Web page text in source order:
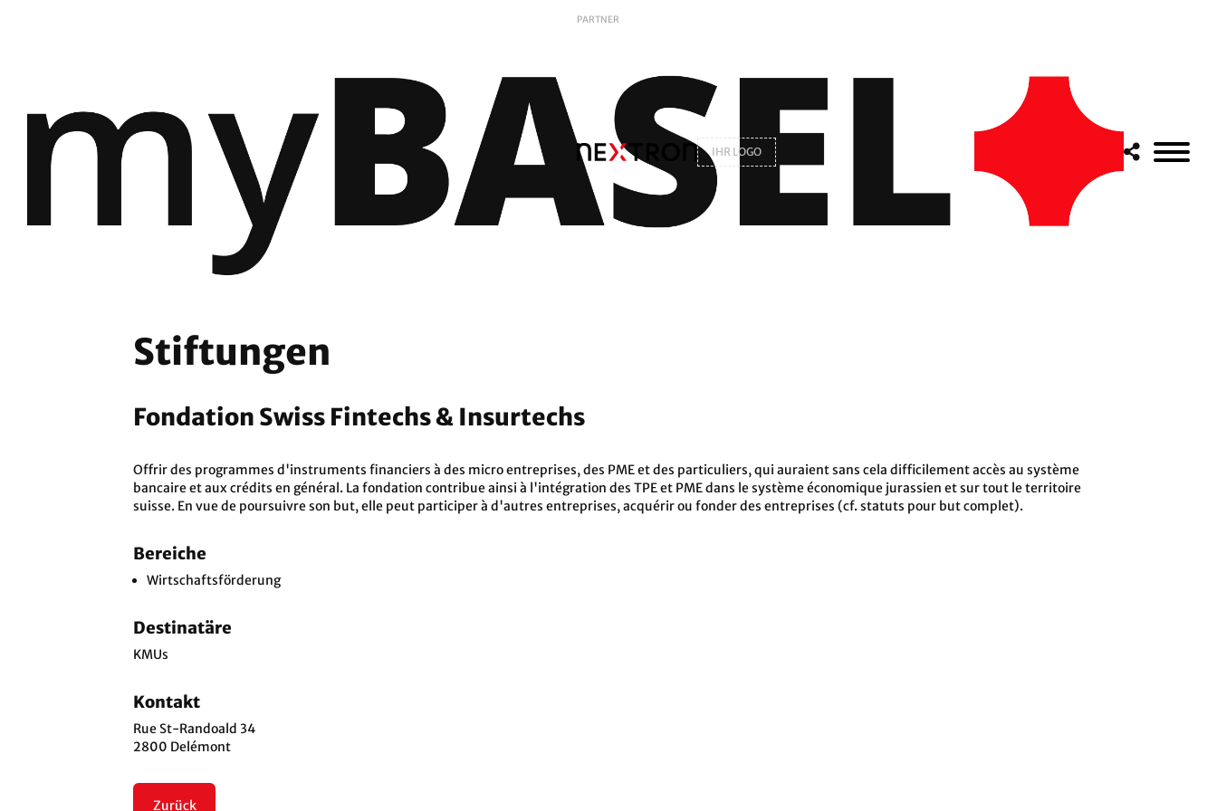
PARTNER
IHR LOGO
Stiftungen
Fondation Swiss Fintechs & Insurtechs
Offrir des programmes d'instruments financiers à des micro entreprises, des PME et des particuliers, qui auraient sans cela difficilement accès au système
bancaire et aux crédits en général. La fondation contribue ainsi à l'intégration des TPE et PME dans le système économique jurassien et sur tout le territoire
suisse. En vue de poursuivre son but, elle peut participer à d'autres entreprises, acquérir ou fonder des entreprises (cf. statuts pour but complet).
Bereiche
Wirtschaftsförderung
Destinatäre
KMUs
Kontakt
Rue St-Randoald 34
2800 Delémont
Zurück